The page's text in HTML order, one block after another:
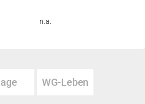
n.a.
WG-Leben